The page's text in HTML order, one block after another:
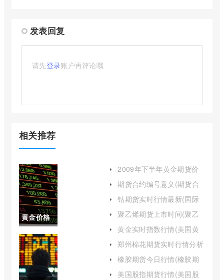
发表回复
请先登录账户再评论哦
相关推荐
黄金价格
近期会跌
吗(黄金近
期会降价
2009年下半年黄金期货价
格一度(2009年国际黄金价
格)
期货合约编号意义(期货合
约数字含义)
钴期货实时行情最新(国际
钴期货实时行情)
聚乙烯期货上市时间(聚乙
烯期货是什么)
黄金实时指数行情(美国黄
金期货指数)
郑州棉花期货实时行情分析
(郑州棉花期货实时行情分
析报告)
橡胶期货今日行情(橡胶期
货今日行情大盘指数)
美国股指期货行情(美国股